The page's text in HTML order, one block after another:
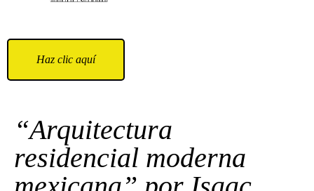
Haz clic aquí
“Arquitectura
residencial moderna